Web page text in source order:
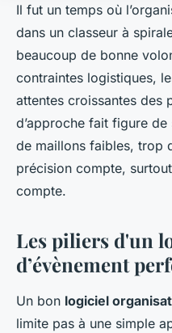
Il fut un temps où
dans un classeur à
beaucoup de bonne
contraintes logistiques,
attentes croissantes des
d’approche fait figure
de maillons faibles, trop
précision compte,
compte.
Les piliers d'un
d’évènement
Un bon logiciel
limite pas à une simple